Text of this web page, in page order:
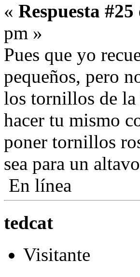
« Respuesta #25
pm »
Pues que yo
pequeños, pero
los tornillos de la
hacer tu mismo
poner tornillos
sea para un
En línea
tedcat
Visitante